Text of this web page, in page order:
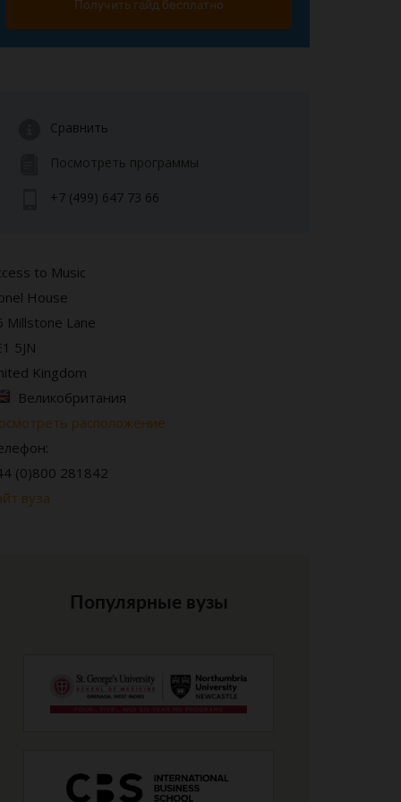
Получить гайд бесплатно
Сравнить
Посмотреть программы
+7 (499) 647 73 66
to Music
House
Millstone Lane
5JN
Kingdom
Великобритания
расположение
(0)800 281842
вуза
Популярные вузы